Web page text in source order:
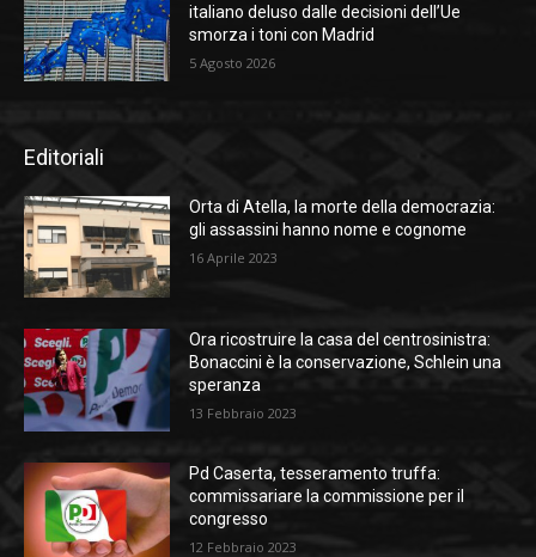
italiano deluso dalle decisioni dell’Ue
smorza i toni con Madrid
5 Agosto 2026
Editoriali
Orta di Atella, la morte della democrazia:
gli assassini hanno nome e cognome
16 Aprile 2023
Ora ricostruire la casa del centrosinistra:
Bonaccini è la conservazione, Schlein una
speranza
13 Febbraio 2023
Pd Caserta, tesseramento truffa:
commissariare la commissione per il
congresso
12 Febbraio 2023